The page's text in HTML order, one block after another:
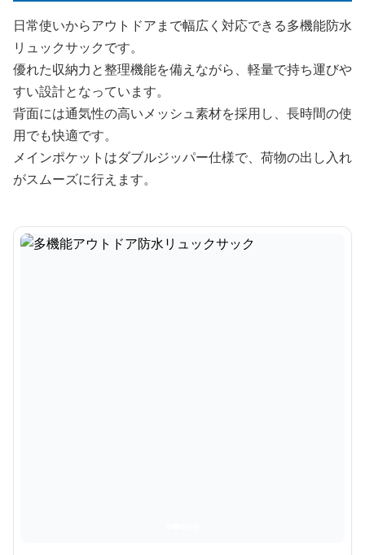
日常使いからアウトドアまで幅広く対応できる多機能防水
リュックサックです。
優れた収納力と整理機能を備えながら、軽量で持ち運びや
すい設計となっています。
背面には通気性の高いメッシュ素材を採用し、長時間の使
用でも快適です。
メインポケットはダブルジッパー仕様で、荷物の出し入れ
がスムーズに行えます。